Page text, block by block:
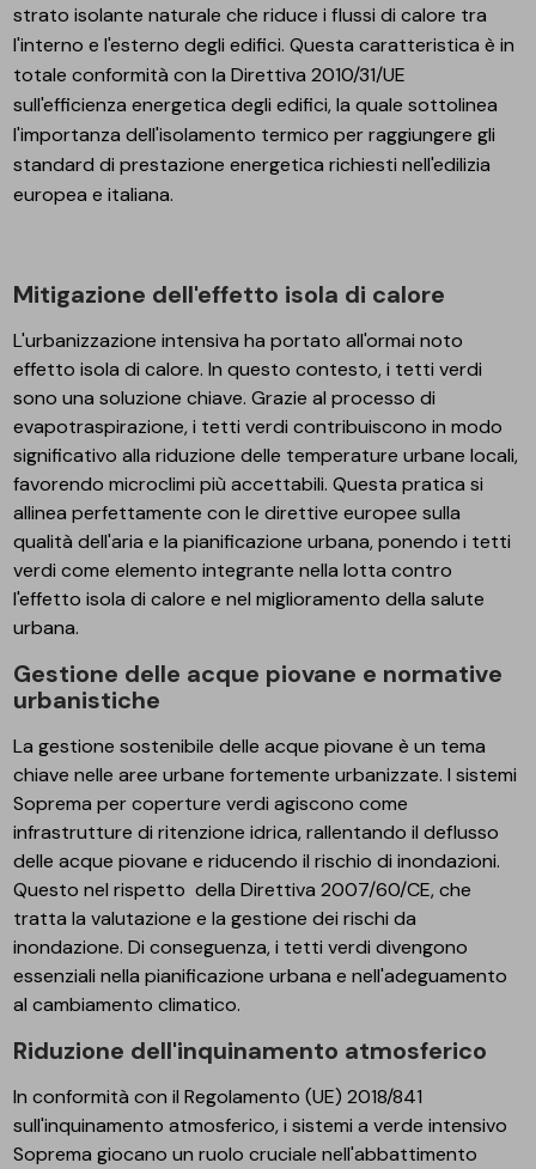
strato isolante naturale che riduce i flussi di calore tra
l'interno e l'esterno degli edifici. Questa caratteristica è in
totale conformità con laDirettiva 2010/31/UE
sull'efficienza energetica degli edifici, la quale sottolinea
l'importanza dell'isolamento termico per raggiungere gli
standard di prestazione energetica richiesti nell'edilizia
europea e italiana.
Mitigazione dell'effetto isola di calore
L'urbanizzazione intensiva ha portato all'ormai noto
effetto isola di calore. In questo contesto, i tetti verdi
sono una soluzione chiave. Grazie al processo di
evapotraspirazione, i tetti verdi contribuiscono in modo
significativo alla riduzione delle temperature urbane locali,
favorendo microclimi più accettabili. Questa pratica si
allinea perfettamente con le direttive europee sulla
qualità dell'aria e la pianificazione urbana, ponendo i tetti
verdi come elemento integrante nella lotta contro
l'effetto isola di calore e nel miglioramento della salute
urbana.
Gestione delle acque piovane e normative
urbanistiche
La gestione sostenibile delle acque piovane è un tema
chiave nelle aree urbane fortemente urbanizzate. I sistemi
Soprema per coperture verdi agiscono come
infrastrutture di ritenzione idrica, rallentando il deflusso
delle acque piovane e riducendo il rischio di inondazioni.
Questo nel rispetto dellaDirettiva 2007/60/CE, che
tratta la valutazione e la gestione dei rischi da
inondazione. Di conseguenza, i tetti verdi divengono
essenziali nella pianificazione urbana e nell'adeguamento
al cambiamento climatico.
Riduzione dell'inquinamento atmosferico
In conformità con il Regolamento (UE) 2018/841
sull'inquinamento atmosferico, i sistemi a verde intensivo
Soprema giocano un ruolo cruciale nell'abbattimento